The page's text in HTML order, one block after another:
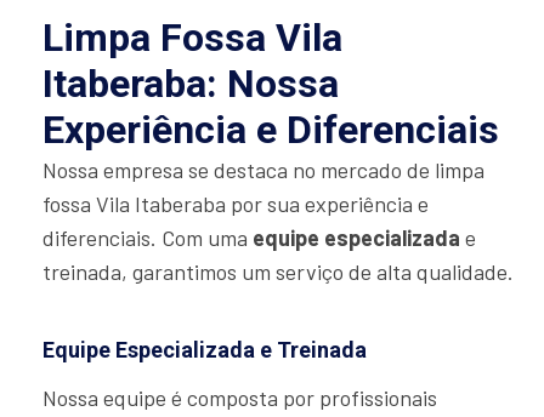
Limpa Fossa Vila
Itaberaba: Nossa
Experiência e Diferenciais
Nossa empresa se destaca no mercado de limpa
fossa Vila Itaberaba por sua experiência e
diferenciais. Com uma equipe especializada e
treinada, garantimos um serviço de alta qualidade.
Equipe Especializada e Treinada
Nossa equipe é composta por profissionais